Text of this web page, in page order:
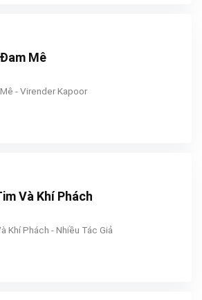
Mê
- Virender Kapoor
Và Khí Phách
Khí Phách - Nhiều Tác Giả